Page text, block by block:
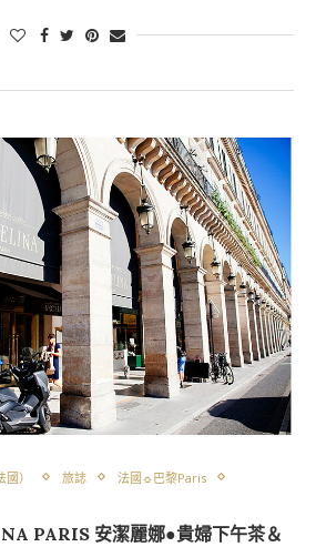
） 旅誌
法國☼巴黎Paris
PARIS 安潔麗娜●貴婦下午茶＆